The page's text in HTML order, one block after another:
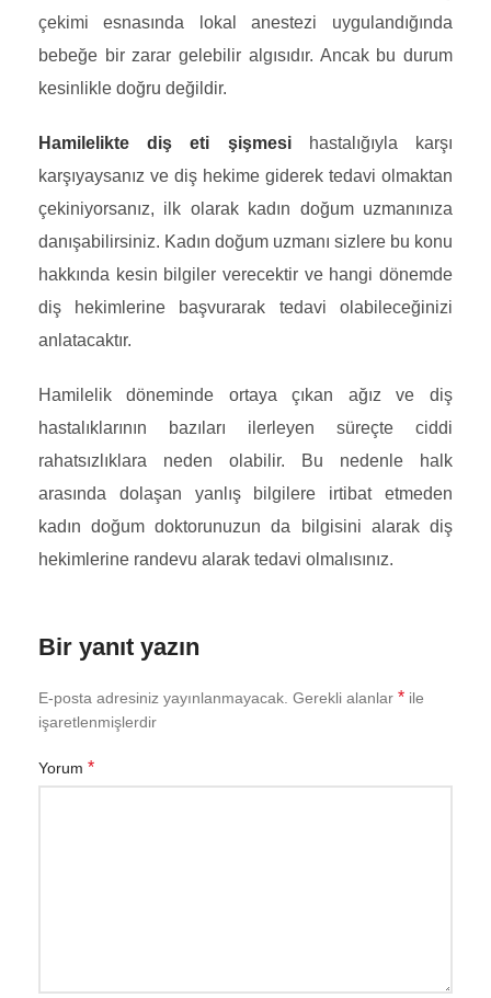
çekimi esnasında lokal anestezi uygulandığında
bebeğe bir zarar gelebilir algısıdır. Ancak bu durum
kesinlikle doğru değildir.
Hamilelikte diş eti şişmesihastalığıyla karşı
karşıyaysanız ve diş hekime giderek tedavi olmaktan
çekiniyorsanız, ilk olarak kadın doğum uzmanınıza
danışabilirsiniz. Kadın doğum uzmanı sizlere bu konu
hakkında kesin bilgiler verecektir ve hangi dönemde
diş hekimlerine başvurarak tedavi olabileceğinizi
anlatacaktır.
Hamilelik döneminde ortaya çıkan ağız ve diş
hastalıklarının bazıları ilerleyen süreçte ciddi
rahatsızlıklara neden olabilir. Bu nedenle halk
arasında dolaşan yanlış bilgilere irtibat etmeden
kadın doğum doktorunuzun da bilgisini alarak diş
hekimlerine randevu alarak tedavi olmalısınız.
Bir yanıt yazın
E-posta adresiniz yayınlanmayacak. Gerekli alanlar * ile
işaretlenmişlerdir
Yorum *